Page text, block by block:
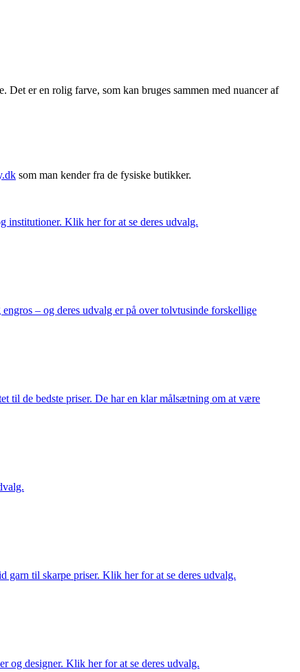
er en rolig farve, som kan bruges sammen med nuancer af
som man kender fra de fysiske butikker.
institutioner. Klik her for at se deres udvalg.
– og deres udvalg er på over tolvtusinde forskellige
til de bedste priser. De har en klar målsætning om at være
garn til skarpe priser. Klik her for at se deres udvalg.
og designer. Klik her for at se deres udvalg.